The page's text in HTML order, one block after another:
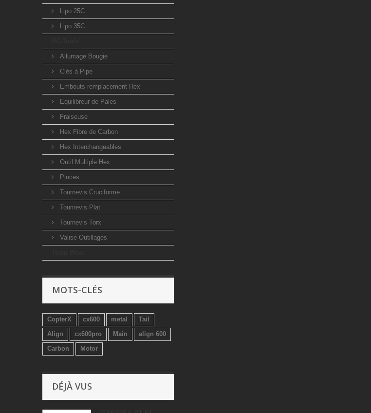
Lipo 25C
Lipo 35C
Allumage Bougie
Clés à Pipe
Embouts remplacement Hex
Equilibreur de Pales
Fraiseuse
Hex Fibre de Carbon
Hex Interchangeables
Outil Multiple Hex
Pinces
Tournevis Cruciforme
Tournevis Plat
Tournevis Torx
Valise Outillages
MOTS-CLÉS
CopterX cx600 metal
Tail
Align
cx600pro Main
align 600
Carbon
Motor
DÉJÀ VUS